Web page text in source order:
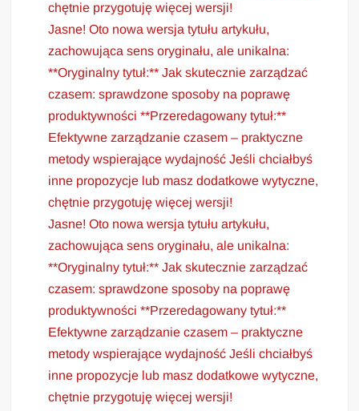
chętnie przygotuję więcej wersji!
Jasne! Oto nowa wersja tytułu artykułu,
zachowująca sens oryginału, ale unikalna:
**Oryginalny tytuł:** Jak skutecznie zarządzać
czasem: sprawdzone sposoby na poprawę
produktywności **Przeredagowany tytuł:**
Efektywne zarządzanie czasem – praktyczne
metody wspierające wydajność Jeśli chciałbyś
inne propozycje lub masz dodatkowe wytyczne,
chętnie przygotuję więcej wersji!
Jasne! Oto nowa wersja tytułu artykułu,
zachowująca sens oryginału, ale unikalna:
**Oryginalny tytuł:** Jak skutecznie zarządzać
czasem: sprawdzone sposoby na poprawę
produktywności **Przeredagowany tytuł:**
Efektywne zarządzanie czasem – praktyczne
metody wspierające wydajność Jeśli chciałbyś
inne propozycje lub masz dodatkowe wytyczne,
chętnie przygotuję więcej wersji!